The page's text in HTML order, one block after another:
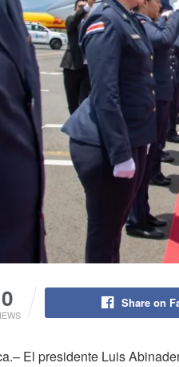
0 Share on
El presidente Luis